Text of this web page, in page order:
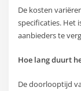
De kosten
specificaties. Het
aanbieders te
Hoe lang duurt
De doorlooptijd